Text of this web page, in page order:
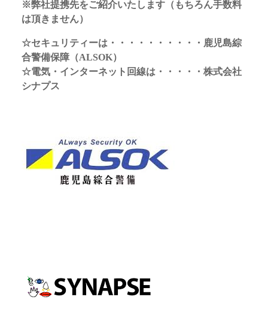
※弊社提携先をご紹介いたします（もちろん手数料
は頂きません）
☆セキュリティーは・・・・・・・・・・鹿児島綜
合警備保障（ALSOK）
☆電気・インターネット回線は・・・・・株式会社
シナプス